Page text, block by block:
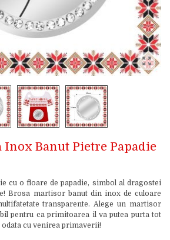
Inox Banut Pietre Papadie
cu o floare de papadie, simbol al dragostei
Brosa martisor banut din inox de culoare
transparente. Alege un martisor
pentru ca primitoarea il va putea purta tot
odata cu venirea primaverii!